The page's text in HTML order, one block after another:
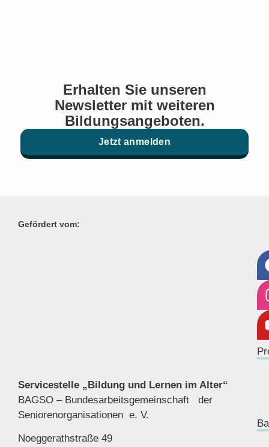
Erhalten Sie unseren
Newsletter mit weiteren
Bildungsangeboten.
Jetzt anmelden
Gefördert vom:
Servicestelle „Bildung und Lernen im Alter“
BAGSO – Bundesarbeitsgemeinschaft der
Seniorenorganisationen e. V.
Noeggerathstraße 49